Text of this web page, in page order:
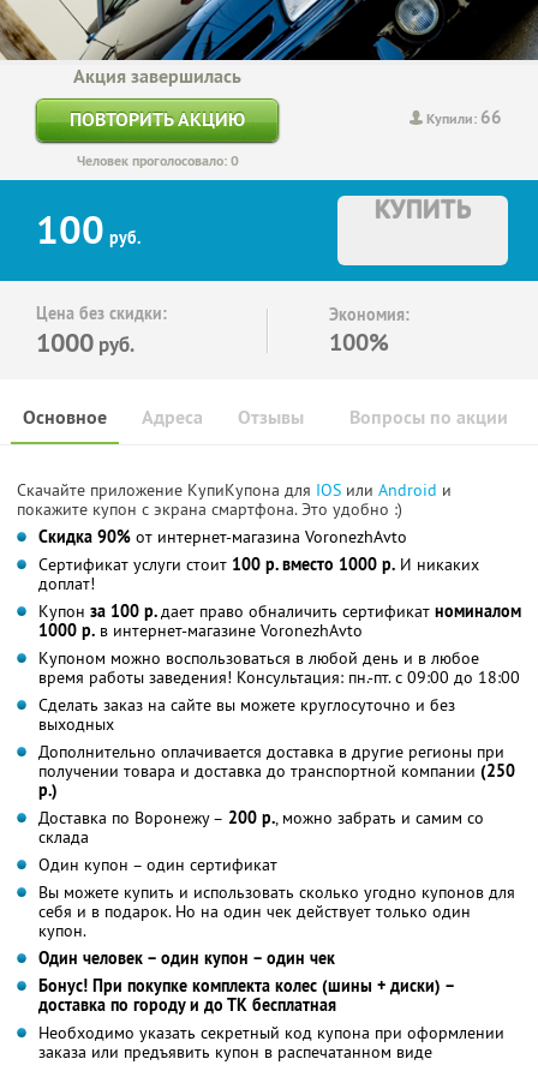
Купили: 66
Акция завершилась
ПОВТОРИТЬ АКЦИЮ
Человек проголосовало: 0
100 руб.
КУПИТЬ
Цена без скидки:
1000 руб.
Экономия:
100%
Основное Отзывы Вопросы по акции
Адреса
Скачайте приложение КупиКупона для IOS или Android и
покажите купон с экрана смартфона. Это удобно :)
Скидка 90% от интернет-магазина VoronezhAvto
Сертификат услуги стоит 100 р. вместо 1000 р. И никаких
доплат!
Купон за 100 р.дает право обналичить сертификат номиналом
1000 р. в интернет-магазине VoronezhAvto
Купоном можно воспользоваться в любой день и в любое
время работы заведения! Консультация: пн.-пт. с 09:00 до 18:00
Сделать заказ на сайте вы можете круглосуточно и без
выходных
Дополнительно оплачивается доставка в другие регионы при
получении товара и доставка до транспортной компании (250
р.)
Доставка по Воронежу – 200 р., можно забрать и самим со
склада
Один купон – один сертификат
Вы можете купить и использовать сколько угодно купонов для
себя и в подарок. Но на один чек действует только один
купон.
Один человек – один купон – один чек
Бонус! При покупке комплекта колес (шины + диски) –
доставка по городу и до ТК бесплатная
Необходимо указать секретный код купона при оформлении
заказа или предъявить купон в распечатанном виде